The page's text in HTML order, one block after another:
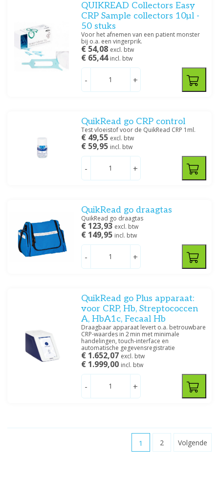
QUIKREAD Collectors Easy
CRP Sample collectors 10µl -
50 stuks
Voor het afnemen van een patient monster
bij o.a. een vingerprik.
€ 54,08 excl. btw
€ 65,44 incl. btw
- +
QuikRead go CRP control
Test vloeistof voor de QuikRead CRP 1ml.
€ 49,55 excl. btw
€ 59,95 incl. btw
- +
QuikRead go draagtas
QuikRead go draagtas
€ 123,93 excl. btw
€ 149,95 incl. btw
- +
QuikRead go Plus apparaat:
voor CRP, Hb, Streptococcen
A, HbA1c, Fecaal Hb
Draagbaar apparaat levert o.a. betrouwbare
CRP‑waardes in 2 min met minimale
handelingen, touch‑interface en
automatische gegevensregistratie
€ 1.652,07 excl. btw
€ 1.999,00 incl. btw
- +
1 2 Volgende